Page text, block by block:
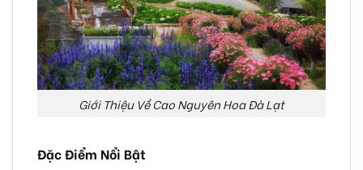
Giới Thiệu Về Cao Nguyên Hoa Đà Lạt
Đặc Điểm Nổi Bật